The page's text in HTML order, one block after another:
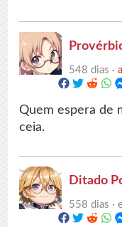
548 dias ·
Quem espera de
ceia.
Ditado
558 dias ·